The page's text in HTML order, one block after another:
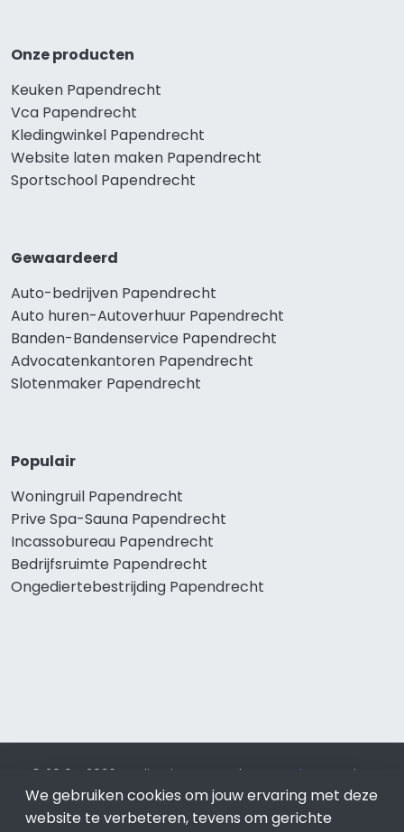
Onze producten
Keuken Papendrecht
Vca Papendrecht
Kledingwinkel Papendrecht
Website laten maken Papendrecht
Sportschool Papendrecht
Gewaardeerd
Auto-bedrijven Papendrecht
Auto huren-Autoverhuur Papendrecht
Banden-Bandenservice Papendrecht
Advocatenkantoren Papendrecht
Slotenmaker Papendrecht
Populair
Woningruil Papendrecht
Prive Spa-Sauna Papendrecht
Incassobureau Papendrecht
Bedrijfsruimte Papendrecht
Ongediertebestrijding Papendrecht
© 2019 - 2026 Realisatie en SEO door SEO-bureau
Lion
Internet. Betaal alleen voor bewezen resultaten?SEO
optimalisatie No Cure No Pay .Papendrechtis onderdeel van
We gebruiken cookies om jouw ervaring met deze
website te verbeteren, tevens om gerichte